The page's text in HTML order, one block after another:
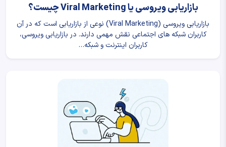
بازاریابی ویروسی یا Viral Marketing چیست؟
بازاریابی ویروسی (Viral Marketing) نوعی از بازاریابی است که در آن
کاربران شبکه های اجتماعی نقش مهمی دارند. در بازاریابی ویروسی،
کاربران اینترنت و شبکه…